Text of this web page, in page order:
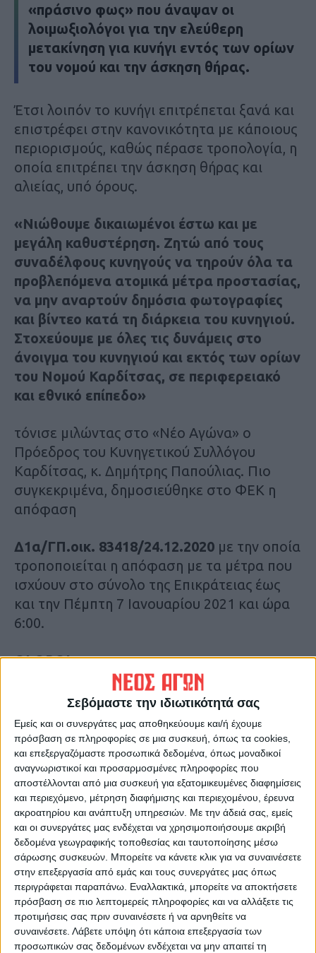
Σεβόμαστε την ιδιωτικότητά σας
Εμείς και οι συνεργάτες μας αποθηκεύουμε και/ή έχουμε
πρόσβαση σε πληροφορίες σε μια συσκευή, όπως τα cookies,
και επεξεργαζόμαστε προσωπικά δεδομένα, όπως μοναδικοί
αναγνωριστικοί και προσαρμοσμένες πληροφορίες που
αποστέλλονται από μια συσκευή για εξατομικευμένες διαφημίσεις
και περιεχόμενο, μέτρηση διαφήμισης και περιεχομένου, έρευνα
ακροατηρίου και ανάπτυξη υπηρεσιών. Με την άδειά σας, εμείς
και οι συνεργάτες μας ενδέχεται να χρησιμοποιήσουμε ακριβή
δεδομένα γεωγραφικής τοποθεσίας και ταυτοποίησης μέσω
σάρωσης συσκευών. Μπορείτε να κάνετε κλικ για να συναινέσετε
στην επεξεργασία από εμάς και τους συνεργάτες μας όπως
περιγράφεται παραπάνω. Εναλλακτικά, μπορείτε να αποκτήσετε
πρόσβαση σε πιο λεπτομερείς πληροφορίες και να αλλάξετε τις
προτιμήσεις σας πριν συναινέσετε ή να αρνηθείτε να
συναινέσετε. Λάβετε υπόψη ότι κάποια επεξεργασία των
προσωπικών σας δεδομένων ενδέχεται να μην απαιτεί τη
«πράσινο φως» που άναψαν οι
λοιμωξιολόγοι για την ελεύθερη
μετακίνηση για κυνήγι εντός των ορίων
του νομού και την άσκηση θήρας.
Έτσι λοιπόν το κυνήγι επιτρέπεται ξανά και
επιστρέφει στην κανονικότητα με κάποιους
περιορισμούς, καθώς πέρασε τροπολογία, η
οποία επιτρέπει την άσκηση θήρας και
αλιείας, υπό όρους.
«Νιώθουμε δικαιωμένοι έστω και με
μεγάλη καθυστέρηση. Ζητώ από τους
συναδέλφους κυνηγούς να τηρούν όλα τα
προβλεπόμενα ατομικά μέτρα προστασίας,
να μην αναρτούν δημόσια φωτογραφίες
και βίντεο κατά τη διάρκεια του κυνηγιού.
Στοχεύουμε με όλες τις δυνάμεις στο
άνοιγμα του κυνηγιού και εκτός των ορίων
του Νομού Καρδίτσας, σε περιφερειακό
και εθνικό επίπεδο»
τόνισε μιλώντας στο «Νέο Αγώνα» ο
Πρόεδρος του Κυνηγετικού Συλλόγου
Καρδίτσας, κ. Δημήτρης Παπούλιας. Πιο
συγκεκριμένα, δημοσιεύθηκε στο ΦΕΚ η
απόφαση
Δ1α/ΓΠ.οικ. 83418/24.12.2020 με την οποία
τροποποιείται η απόφαση με τα μέτρα που
ισχύουν στο σύνολο της Επικράτειας έως
και την Πέμπτη 7 Ιανουαρίου 2021 και ώρα
6:00.
ΟΙ ΟΡΟΙ
Μετακίνηση κυνηγών ή αλιέων για την
άσκηση θήρας / αλιείας υπό τις ακόλουθες
προϋποθέσεις:
ιζα)Η εν λόγω μετακίνηση
πραγματοποιείται αποκλειστικά εντός της
οικείας Περιφερειακής Ενότητας, ή
εξαιρετικά στην περίπτωση της Αττικής
εντός των ορίων της Περιφέρειας,
ιζβ)συμμετοχή μέχρι και δύο (2) ατόμων
κυνηγών/ αλιέων για λόγους ασφαλείας,
ιζγ)εφαρμογή όλων των μέτρων